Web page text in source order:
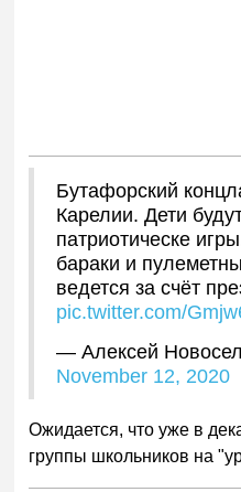
Бутафорский
Карелии. Дети
патриотическе
бараки и
ведется за счёт
pic.twitter.com/
— Алексей
November 12, 2020
Ожидается, что уже в
группы школьников на